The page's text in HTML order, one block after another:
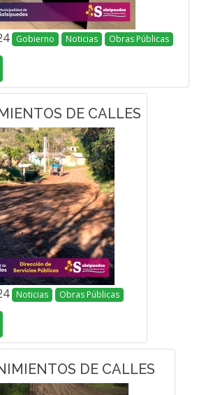
Gobierno Noticias Obras Públicas
DE CALLES
Noticias Obras Públicas
DE CALLES